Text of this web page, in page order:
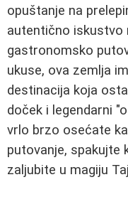
opuštanje na
autentično iskustvo
gastronomsko
ukuse, ova zemlja
destinacija koja
doček i legendarni
vrlo brzo osećate
putovanje, spakujte
zaljubite u magiju